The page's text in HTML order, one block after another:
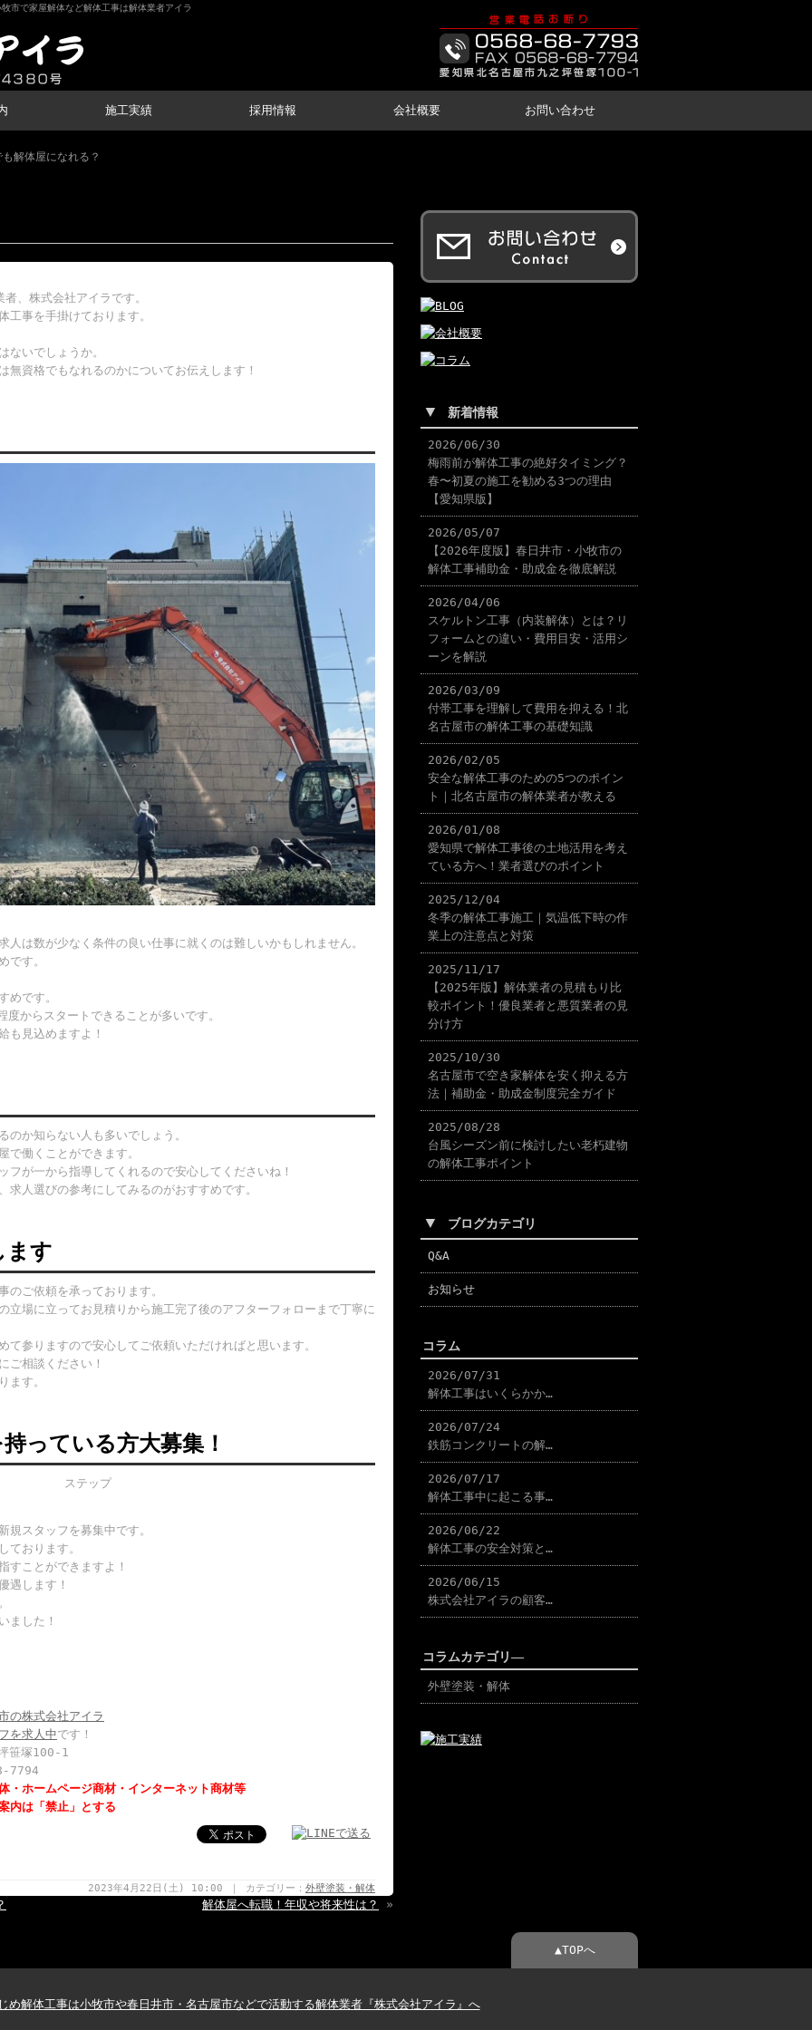
市で家屋解体など解体工事は解体業者アイラ
施工実績 採用情報 会社概要 お問い合わせ
解体屋になれる？
、株式会社アイラです。
工事を手掛けております。
ないでしょうか。
無資格でもなれるのかについてお伝えします！
は数が少なく条件の良い仕事に就くのは難しいかもしれません。
です。
めです。
からスタートできることが多いです。
も見込めますよ！
のか知らない人も多いでしょう。
で働くことができます。
フが一から指導してくれるので安心してくださいね！
人選びの参考にしてみるのがおすすめです。
ます
のご依頼を承っております。
立場に立ってお見積りから施工完了後のアフターフォローまで丁寧に
参りますので安心してご依頼いただければと思います。
ご相談ください！
ます。
っている方大募集！
規スタッフを募集中です。
ております。
すことができますよ！
遇します！
ました！
の株式会社アイラ
を求人中です！
笹塚100-1
7794
・ホームページ商材・インターネット商材等
内は「禁止」とする
2023年4月22日(土) 10:00 ｜ カテゴリー： 外壁塗装・解体
解体屋へ転職！年収や将来性は？ »
▼ 新着情報
2026/06/30
梅雨前が解体工事の絶好タイミング？
春〜初夏の施工を勧める3つの理由
【愛知県版】
2026/05/07
【2026年度版】春日井市・小牧市の
解体工事補助金・助成金を徹底解説
2026/04/06
スケルトン工事（内装解体）とは？リ
フォームとの違い・費用目安・活用シ
ーンを解説
2026/03/09
付帯工事を理解して費用を抑える！北
名古屋市の解体工事の基礎知識
2026/02/05
安全な解体工事のための5つのポイン
ト｜北名古屋市の解体業者が教える
2026/01/08
愛知県で解体工事後の土地活用を考え
ている方へ！業者選びのポイント
2025/12/04
冬季の解体工事施工｜気温低下時の作
業上の注意点と対策
2025/11/17
【2025年版】解体業者の見積もり比
較ポイント！優良業者と悪質業者の見
分け方
2025/10/30
名古屋市で空き家解体を安く抑える方
法｜補助金・助成金制度完全ガイド
2025/08/28
台風シーズン前に検討したい老朽建物
の解体工事ポイント
▼ ブログカテゴリ
Q&A
お知らせ
コラム
2026/07/31
解体工事はいくらかか…
2026/07/24
鉄筋コンクリートの解…
2026/07/17
解体工事中に起こる事…
2026/06/22
解体工事の安全対策と…
2026/06/15
株式会社アイラの顧客…
コラムカテゴリ―
外壁塗装・解体
▲TOPへ
め解体工事は小牧市や春日井市・名古屋市などで活動する解体業者『株式会社アイラ』へ